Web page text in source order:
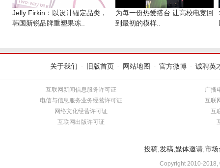
Jelly Firkin：以设计锚定品类，
韩国新锐品牌重塑果冻..
为每一份热爱搭台 让高校电竞回
到最初的模样..
关于我们 - 旧版首页 - 网站地图 - 官方微博 - 诚聘英
互联网新闻信息服务许可证
电信与信息服务业务经营许可证
网络文化经营许可证
互联网出版许可证
广播
互联
互
投稿,发稿,媒体邀请,市
Copyright 2010-2018,